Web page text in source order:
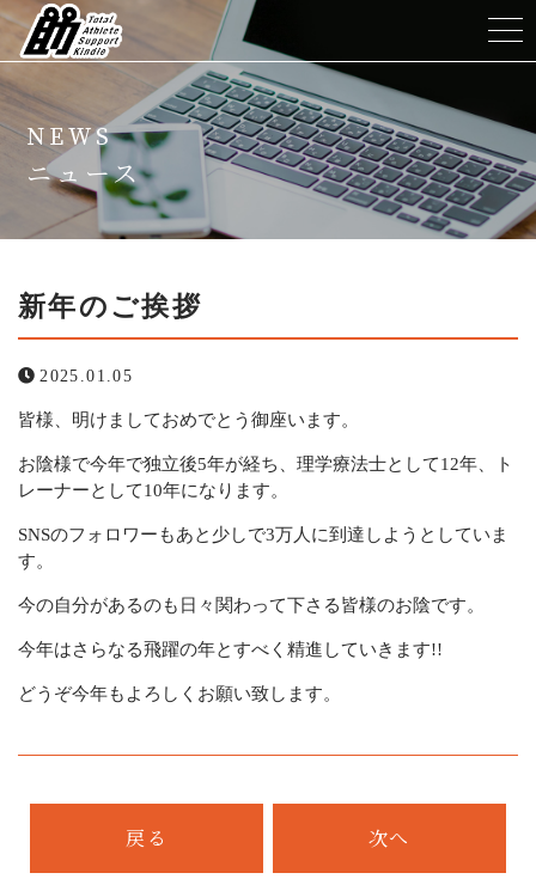
ホーム
TASKについて
メニュー
トレーナー紹介
ニュース
コンテンツ
サービスの流れ
お問い合わせ
キャンセルポリシー
CONTACT
NEWS
ニュース
新年のご挨拶
2025.01.05
皆様、明けましておめでとう御座います。
お陰様で今年で独立後5年が経ち、理学療法士として12年、ト
レーナーとして10年になります。
SNSのフォロワーもあと少しで3万人に到達しようとしていま
す。
今の自分があるのも日々関わって下さる皆様のお陰です。
今年はさらなる飛躍の年とすべく精進していきます!!
どうぞ今年もよろしくお願い致します。
戻る 次へ